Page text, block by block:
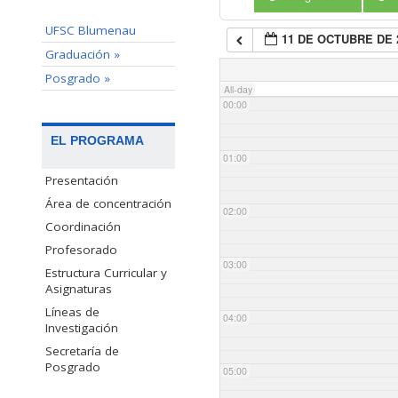
UFSC Blumenau
Graduación »
Posgrado »
EL PROGRAMA
Presentación
Área de concentración
Coordinación
Profesorado
Estructura Curricular y
Asignaturas
Líneas de
Investigación
Secretaría de
Posgrado
11 DE OCTUBRE DE
All-day
00:00
01:00
02:00
03:00
04:00
05:00